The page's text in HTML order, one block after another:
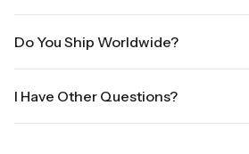
Orders placed Friday afternoon
will be shipped on the next business
the holidays. Standard shipping takes
days, depending on your location.
Do You Ship Worldwide?
ground.
I Have Other Questions?